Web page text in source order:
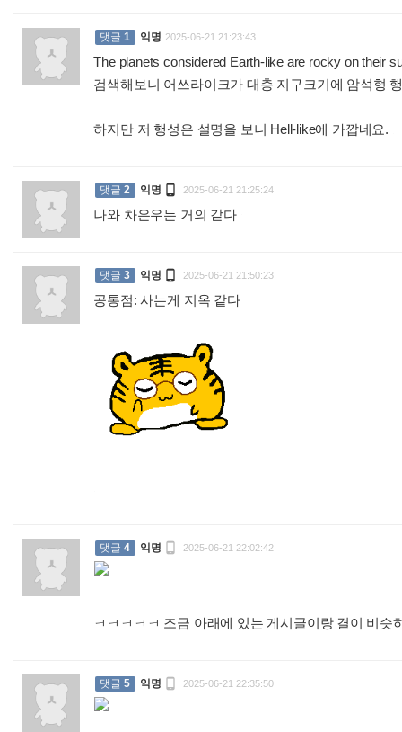
댓글 1 익명 2025-06-21 21:23:43
The planets considered Earth-like are rocky on their
검색해보니 어쓰라이크가 대충 지구크기에 암석형
하지만 저 행성은 설명을 보니 Hell-like에 가깝네요.
댓글 2 익명  2025-06-21 21:25:24
나와 차은우는 거의 같다
댓글 3 익명  2025-06-21 21:50:23
공통점: 사는게 지옥 같다
댓글 4 익명  2025-06-21 22:02:42
ㅋㅋㅋㅋㅋ 조금 아래에 있는 게시글이랑 결이 비슷
댓글 5 익명  2025-06-21 22:35:50